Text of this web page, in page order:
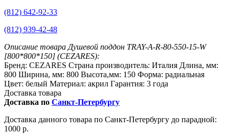
(812) 642-92-33
(812) 939-42-48
Описание товара Душевой поддон TRAY-A-R-80-550-15-W
[800*800*150] (CEZARES):
Бренд: CEZARES Страна производитель: Италия Длина, мм:
800 Ширина, мм: 800 Высота,мм: 150 Форма: радиальная
Цвет: белый Материал: акрил Гарантия: 3 года
Доставка товара
Доставка по Санкт-Петербургу
Доставка данного товара по Санкт-Петербургу до парадной:
1000 р.